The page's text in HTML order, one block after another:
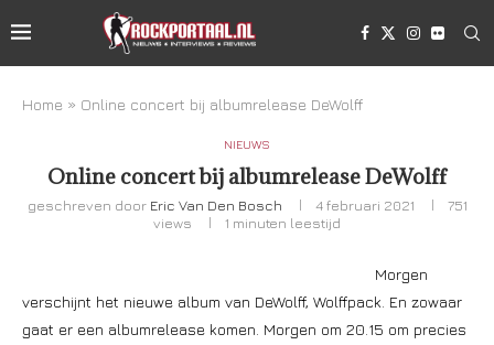
Home » Online concert bij albumrelease DeWolff
NIEUWS
Online concert bij albumrelease DeWolff
geschreven door Eric Van Den Bosch 4 februari 2021
751
views
1 minuten leestijd
Morgen
verschijnt het nieuwe album van DeWolff, Wolffpack. En zowaar
gaat er een albumrelease komen. Morgen om 20.15 om precies